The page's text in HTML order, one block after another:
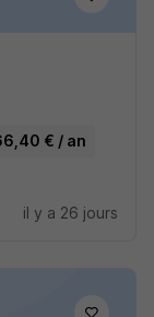
€ / an
il y a 26 jours